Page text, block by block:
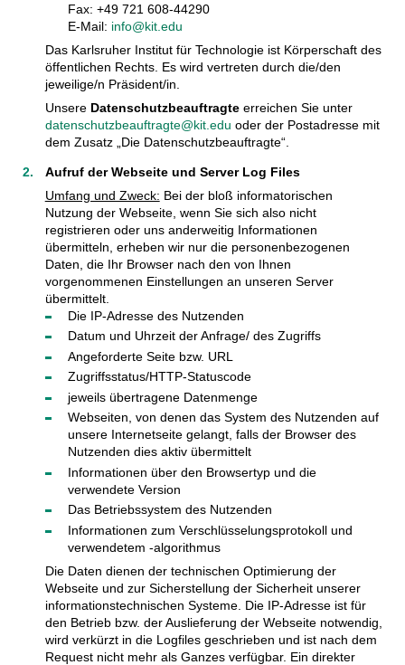
Fax: +49 721 608-44290
E-Mail: info@kit.edu
Das Karlsruher Institut für Technologie ist Körperschaft des
öffentlichen Rechts. Es wird vertreten durch die/den
jeweilige/n Präsident/in.
Unsere Datenschutzbeauftragteerreichen Sie unter
datenschutzbeauftragte@kit.edu oder der Postadresse mit
dem Zusatz „Die Datenschutzbeauftragte“.
Aufruf der Webseite und Server Log Files
Umfang und Zweck: Bei der bloß informatorischen
Nutzung der Webseite, wenn Sie sich also nicht
registrieren oder uns anderweitig Informationen
übermitteln, erheben wir nur die personenbezogenen
Daten, die Ihr Browser nach den von Ihnen
vorgenommenen Einstellungen an unseren Server
übermittelt.
Die IP-Adresse des Nutzenden
Datum und Uhrzeit der Anfrage/ des Zugriffs
Angeforderte Seite bzw. URL
Zugriffsstatus/HTTP-Statuscode
jeweils übertragene Datenmenge
Webseiten, von denen das System des Nutzenden auf
unsere Internetseite gelangt, falls der Browser des
Nutzenden dies aktiv übermittelt
Informationen über den Browsertyp und die
verwendete Version
Das Betriebssystem des Nutzenden
Informationen zum Verschlüsselungsprotokoll und
verwendetem -algorithmus
Die Daten dienen der technischen Optimierung der
Webseite und zur Sicherstellung der Sicherheit unserer
informationstechnischen Systeme. Die IP-Adresse ist für
den Betrieb bzw. der Auslieferung der Webseite notwendig,
wird verkürzt in die Logfiles geschrieben und ist nach dem
Request nicht mehr als Ganzes verfügbar. Ein direkter